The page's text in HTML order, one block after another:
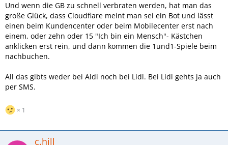
Und wenn die GB zu schnell verbraten werden, hat man das
große Glück, dass Cloudflare meint man sei ein Bot und lässt
einen beim Kundencenter oder beim Mobilecenter erst nach
einem, oder zehn oder 15 "Ich bin ein Mensch"- Kästchen
anklicken erst rein, und dann kommen die 1und1-Spiele beim
nachbuchen.
All das gibts weder bei Aldi noch bei Lidl. Bei Lidl gehts ja auch
per SMS.
1
c.hill